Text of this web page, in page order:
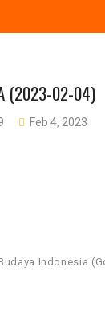
(2023-02-04)
Feb 4, 2023
Indonesia